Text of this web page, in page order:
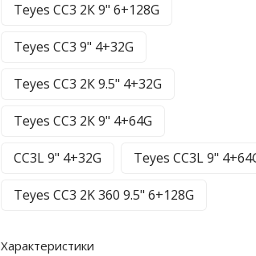
Teyes CC3 2К 9" 6+128G
Teyes CC3 9" 4+32G
Teyes CC3 2К 9.5" 4+32G
Teyes CC3 2К 9" 4+64G
CC3L 9" 4+32G Teyes CC3L 9"
Teyes CC3 2K 360 9.5" 6+128G
Характеристики